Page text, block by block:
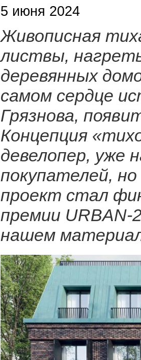
5 июня 2024
Живописная
листвы,
деревянных
самом сердце
Грязнова,
Концепция
девелопер, уже
покупателей,
проект стал
премии URBAN-
нашем